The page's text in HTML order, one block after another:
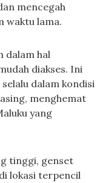
mencegah
waktu lama.
dalam hal
diakses. Ini
dalam kondisi
menghemat
yang
tinggi, genset
lokasi terpencil